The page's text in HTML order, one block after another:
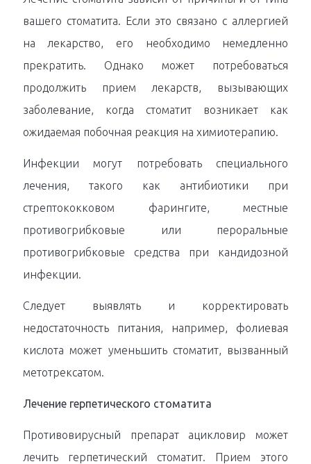
вашего стоматита. Если это связано с аллергией
на лекарство, его необходимо немедленно
прекратить. Однако может потребоваться
продолжить прием лекарств, вызывающих
заболевание, когда стоматит возникает как
ожидаемая побочная реакция на химиотерапию.
Инфекции могут потребовать специального
лечения, такого как антибиотики при
стрептококковом фарингите, местные
противогрибковые или пероральные
противогрибковые средства при кандидозной
инфекции.
Следует выявлять и корректировать
недостаточность питания, например, фолиевая
кислота может уменьшить стоматит, вызванный
метотрексатом.
Лечение герпетического стоматита
Противовирусный препарат ацикловир может
лечить герпетический стоматит. Прием этого